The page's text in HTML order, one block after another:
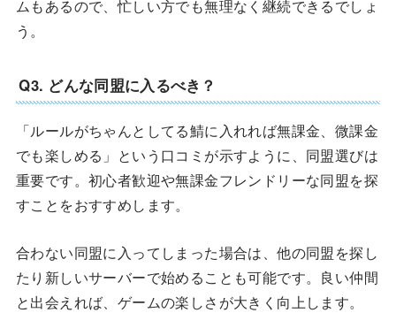
ムもあるので、忙しい方でも無理なく継続できるでしょ
う。
Q3. どんな同盟に入るべき？
「ルールがちゃんとしてる鯖に入れれば無課金、微課金
でも楽しめる」という口コミが示すように、同盟選びは
重要です。初心者歓迎や無課金フレンドリーな同盟を探
すことをおすすめします。
合わない同盟に入ってしまった場合は、他の同盟を探し
たり新しいサーバーで始めることも可能です。良い仲間
と出会えれば、ゲームの楽しさが大きく向上します。